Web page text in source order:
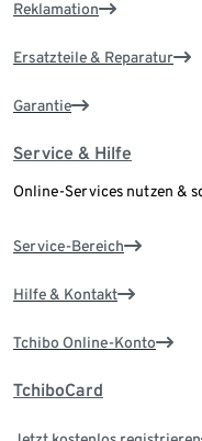
Reklamation
Ersatzteile & Reparatur
Garantie
Service & Hilfe
Online-Services nutzen &
Service-Bereich
Hilfe & Kontakt
Tchibo Online-Konto
TchiboCard